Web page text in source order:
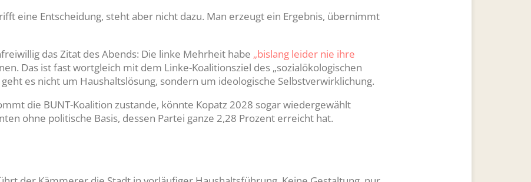
eine Entscheidung, steht aber nicht dazu. Man erzeugt ein Ergebnis, übernimmt
das Zitat des Abends: Die linke Mehrheit habe „bislang leider nie ihre
Das ist fast wortgleich mit dem Linke-Koalitionsziel des „sozialökologischen
es nicht um Haushaltslösung, sondern um ideologische Selbstverwirklichung.
die BUNT-Koalition zustande, könnte Kopatz 2028 sogar wiedergewählt
ohne politische Basis, dessen Partei ganze 2,28 Prozent erreicht hat.